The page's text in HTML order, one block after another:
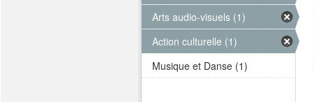
Arts audio-visuels (1)
Action culturelle (1)
Musique et Danse (1)